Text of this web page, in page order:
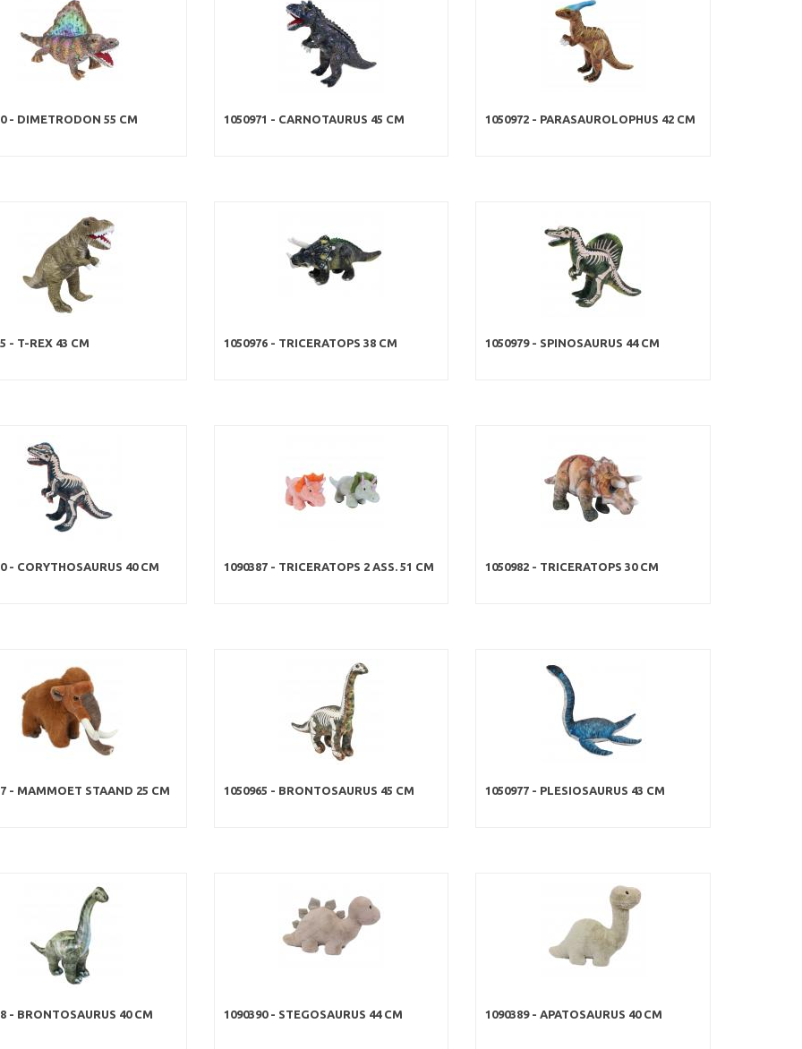
- DIMETRODON 55 CM 1050971 - CARNOTAURUS 45 CM 1050972 - PARASAUROLOPHUS 42 CM
- T-REX 43 CM 1050976 - TRICERATOPS 38 CM 1050979 - SPINOSAURUS 44 CM
- CORYTHOSAURUS 40 CM 1090387 - TRICERATOPS 2 ASS. 51 CM 1050982 - TRICERATOPS 30 CM
- MAMMOET STAAND 25 CM 1050965 - BRONTOSAURUS 45 CM 1050977 - PLESIOSAURUS 43 CM
- BRONTOSAURUS 40 CM 1090390 - STEGOSAURUS 44 CM 1090389 - APATOSAURUS 40 CM